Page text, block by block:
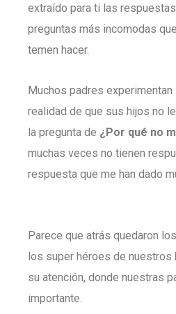
extraído para ti las
preguntas más incomodas
temen hacer.
Muchos padres
realidad de que sus hijos no
la pregunta de ¿Por qué no
muchas veces no tienen
respuesta que me han dado
Parece que atrás quedaron
los super héroes de nuestros
su atención, donde nuestras
importante.